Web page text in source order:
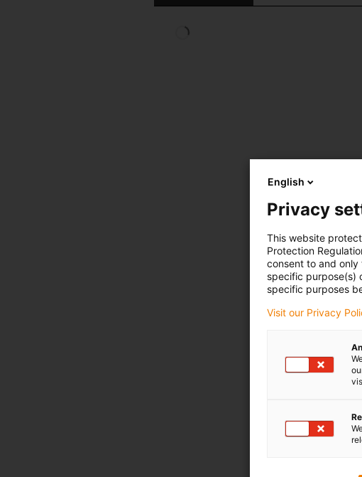
English
Privacy
This website
Protection
consent to and
specific purpose(s)
specific purposes
Visit our Privacy